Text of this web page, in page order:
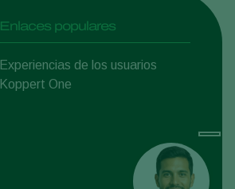
Enlaces populares
Experiencias de los usuarios
Koppert One